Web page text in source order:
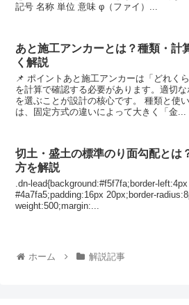
記号 名称 単位 意味 φ（ファイ）...
あと施工アンカーとは？種類・計
く解説
📌 ポイントあと施工アンカーは「どれく
を計算で確認する必要があります。適切
を選ぶことが設計の核心です。 種類と使
は、固定方式の違いによって大きく「金...
切土・盛土の標準のり面勾配とは
方を解説
.dn-lead{background:#f5f7fa;border-
#4a7fa5;padding:16px 20px;border-
weight:500;margin:...
ホーム 解説記事